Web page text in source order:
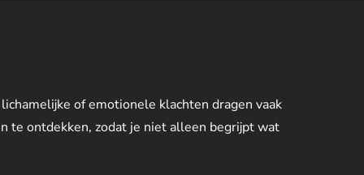
of emotionele klachten dragen vaak
te ontdekken, zodat je niet alleen begrijpt wat